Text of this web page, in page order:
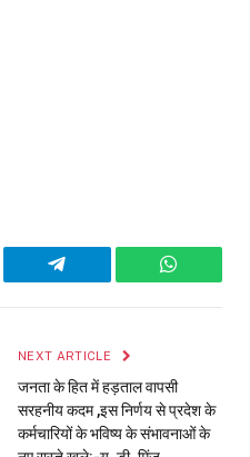
Telegram
NEXT ARTICLE
जनता के हित में हड़ताल वापसी
सरहनीय कदम ,इस निर्णय से प्रदेश के
कर्मचारियों के भविष्य के संभावनाओं के